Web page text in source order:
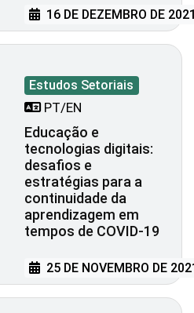
16 DE DEZEMBRO DE
Estudos Setoriais
PT/EN
Educação e
tecnologias digitais:
desafios e
estratégias para a
continuidade da
aprendizagem em
tempos de COVID-19
25 DE NOVEMBRO DE